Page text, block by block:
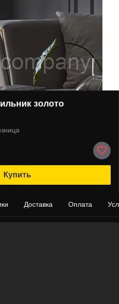
золото
Купить
Доставка Оплата